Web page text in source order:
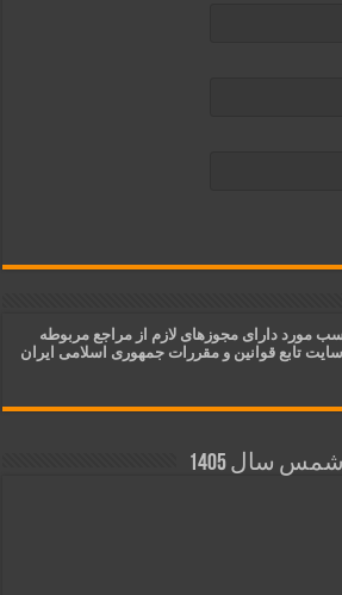
مورد دارای مجوزهای لازم از مراجع مربوطه
تابع قوانین و مقررات جمهوری اسلامی ایران
سال 1405